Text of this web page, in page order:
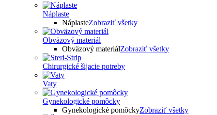
Náplaste
NáplasteZobraziť všetky
Obväzový materiál
Obväzový materiálZobraziť všetky
Chirurgické šijacie potreby
Vaty
Gynekologické pomôcky
Gynekologické pomôckyZobraziť všetky